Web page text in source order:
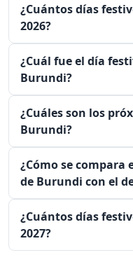
¿Cuántos días
2026?
¿Cuál fue el día
Burundi?
¿Cuáles son los
Burundi?
¿Cómo se compara
de Burundi con el
¿Cuántos días
2027?